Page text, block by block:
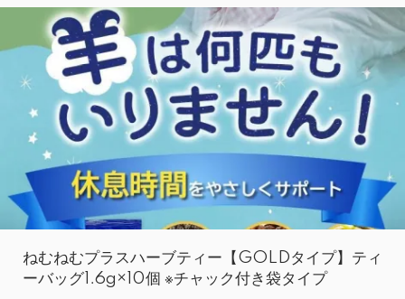
ねむねむプラスハーブティー【GOLDタイプ】ティ
ーバッグ1.6g×10個 ※チャック付き袋タイプ